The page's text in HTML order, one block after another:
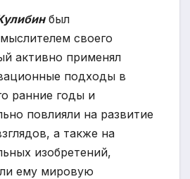
был
своего
активно применял
подходы в
ранние годы и
повлияли на развитие
а также на
изобретений,
ему мировую